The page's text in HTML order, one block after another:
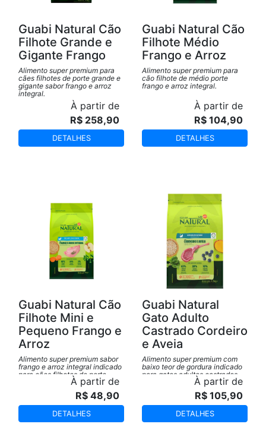
Guabi Natural Cão
Filhote Grande e
Gigante Frango
Alimento super premium para
cães filhotes de porte grande e
gigante sabor frango e arroz
integral.
À partir de
R$ 258,90
DETALHES
Guabi Natural Cão
Filhote Médio
Frango e Arroz
Alimento super premium para
cão filhote de médio porte
frango e arroz integral.
À partir de
R$ 104,90
DETALHES
Guabi Natural Cão
Filhote Mini e
Pequeno Frango e
Arroz
Alimento super premium sabor
frango e arroz integral indicado
para cães filhotes de porte
À partir de
R$ 48,90
DETALHES
Guabi Natural
Gato Adulto
Castrado Cordeiro
e Aveia
Alimento super premium com
baixo teor de gordura indicado
para gatos adultos castrados.
À partir de
R$ 105,90
DETALHES